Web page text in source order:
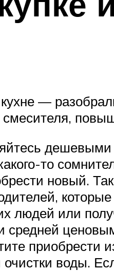
—
смесителя,
то
новый.
людей или
средней
приобрести
воды.